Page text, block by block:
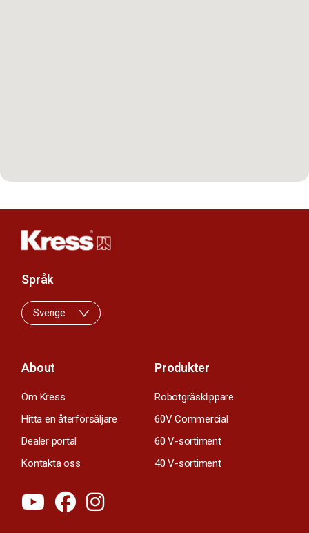
About
Om Kress
Hitta en återförsäljare
Dealer portal
Kontakta oss
Produkter
Robotgräsklippare
60V Commercial
60 V-sortiment
40 V-sortiment
Språk
Sverige